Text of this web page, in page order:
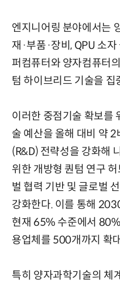
엔지니어링 분야에서는
재·부품·장비, QPU 소
퍼컴퓨터와 양자컴퓨터
텀 하이브리드 기술을 집
이러한 중점기술 확보를
술 예산을 올해 대비 약
(R&D) 전략성을 강화해
위한 개방형 퀀텀 연구
벌 협력 기반 및 글로벌
강화한다. 이를 통해
현재 65% 수준에서
용업체를 500개까지 확
특히 양자과학기술의 체